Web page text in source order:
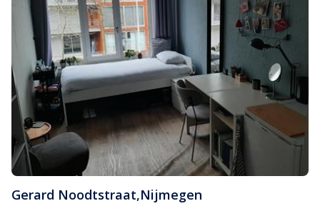
Gerard Noodtstraat,Nijmegen